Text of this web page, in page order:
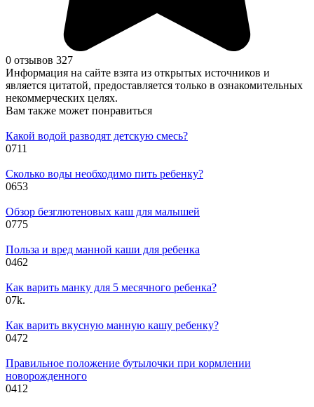
0 отзывов 327
Информация на сайте взята из открытых источников и
является цитатой, предоставляется только в ознакомительных
некоммерческих целях.
Вам также может понравиться
Какой водой разводят детскую смесь?
0711
Сколько воды необходимо пить ребенку?
0653
Обзор безглютеновых каш для малышей
0775
Польза и вред манной каши для ребенка
0462
Как варить манку для 5 месячного ребенка?
07k.
Как варить вкусную манную кашу ребенку?
0472
Правильное положение бутылочки при кормлении
новорожденного
0412